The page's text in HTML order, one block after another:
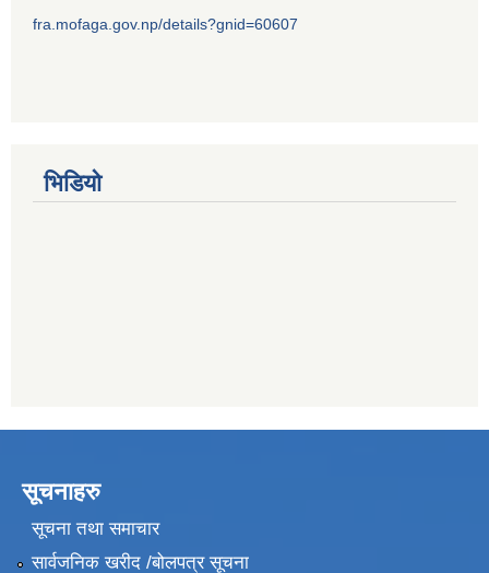
fra.mofaga.gov.np/details?gnid=60607
भिडियो
सूचनाहरु
सूचना तथा समाचार
सार्वजनिक खरीद /बोलपत्र सूचना